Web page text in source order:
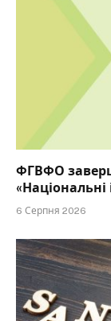
ФГВФО
«Національні
6 Серпня 2026